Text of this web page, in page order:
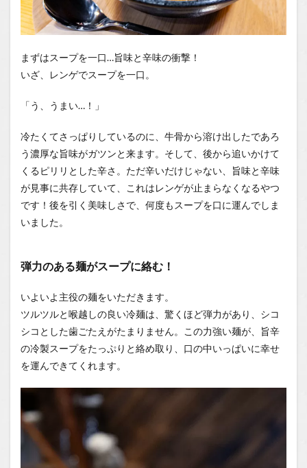
まずはスープを一口…旨味と辛味の衝撃！
いざ、レンゲでスープを一口。
「う、うまい…！」
冷たくてさっぱりしているのに、牛骨から溶け出したであろ
う濃厚な旨味がガツンと来ます。そして、後から追いかけて
くるピリリとした辛さ。ただ辛いだけじゃない、旨味と辛味
が見事に共存していて、これはレンゲが止まらなくなるやつ
です！後を引く美味しさで、何度もスープを口に運んでしま
いました。
弾力のある麺がスープに絡む！
いよいよ主役の麺をいただきます。
ツルツルと喉越しの良い冷麺は、驚くほど弾力があり、シコ
シコとした歯ごたえがたまりません。この力強い麺が、旨辛
の冷製スープをたっぷりと絡め取り、口の中いっぱいに幸せ
を運んできてくれます。